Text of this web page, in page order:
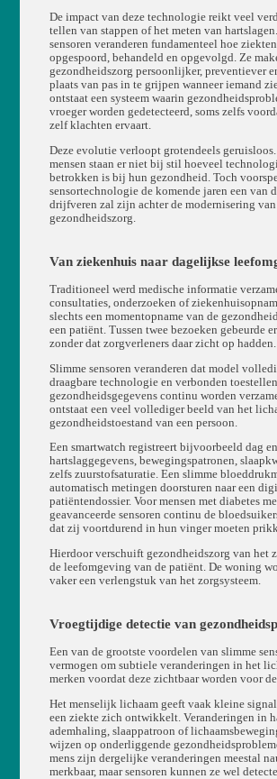
De impact van deze technologie reikt veel
tellen van stappen of het meten van
sensoren veranderen fundamenteel hoe
opgespoord, behandeld en opgevolgd. Ze
gezondheidszorg persoonlijker, preventiever
plaats van pas in te grijpen wanneer iemand
ontstaat een systeem waarin
vroeger worden gedetecteerd, soms zelfs
zelf klachten ervaart.
Deze evolutie verloopt grotendeels geruisloos.
mensen staan er niet bij stil hoeveel
betrokken is bij hun gezondheid. Toch
sensortechnologie de komende jaren een van
drijfveren zal zijn achter de modernisering van
gezondheidszorg.
Van ziekenhuis naar dagelijkse
Traditioneel werd medische informatie
consultaties, onderzoeken of
slechts een momentopname van de
een patiënt. Tussen twee bezoeken gebeurde
zonder dat zorgverleners daar zicht op hadden.
Slimme sensoren veranderen dat model
draagbare technologie en verbonden
gezondheidsgegevens continu worden
ontstaat een veel vollediger beeld van het
gezondheidstoestand van een persoon.
Een smartwatch registreert bijvoorbeeld dag
hartslaggegevens, bewegingspatronen,
zelfs zuurstofsaturatie. Een slimme
automatisch metingen doorsturen naar een
patiëntendossier. Voor mensen met diabetes
geavanceerde sensoren continu de
dat zij voortdurend in hun vinger moeten
Hierdoor verschuift gezondheidszorg van het
de leefomgeving van de patiënt. De woning
vaker een verlengstuk van het zorgsysteem.
Vroegtijdige detectie van
Een van de grootste voordelen van slimme
vermogen om subtiele veranderingen in het
merken voordat deze zichtbaar worden voor
Het menselijk lichaam geeft vaak kleine
een ziekte zich ontwikkelt. Veranderingen in
ademhaling, slaappatroon of
wijzen op onderliggende
mens zijn dergelijke veranderingen meestal
merkbaar, maar sensoren kunnen ze wel